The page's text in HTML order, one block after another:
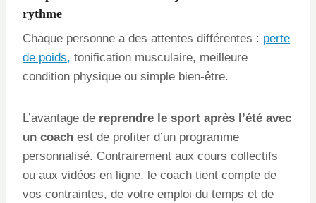
rythme
Chaque personne a des attentes différentes : perte
de poids, tonification musculaire, meilleure
condition physique ou simple bien-être.
L’avantage de reprendre le sport après l’été avec
un coach est de profiter d’un programme
personnalisé. Contrairement aux cours collectifs
ou aux vidéos en ligne, le coach tient compte de
vos contraintes, de votre emploi du temps et de